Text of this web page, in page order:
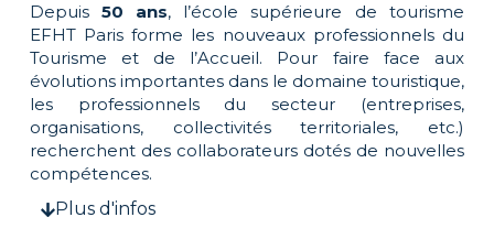
Depuis 50 ans, l’école supérieure de tourisme
EFHT Paris forme les nouveaux professionnels du
Tourisme et de l’Accueil. Pour faire face aux
évolutions importantes dans le domaine touristique,
les professionnels du secteur (entreprises,
organisations, collectivités territoriales, etc.)
recherchent des collaborateurs dotés de nouvelles
compétences.
Plus d'infos